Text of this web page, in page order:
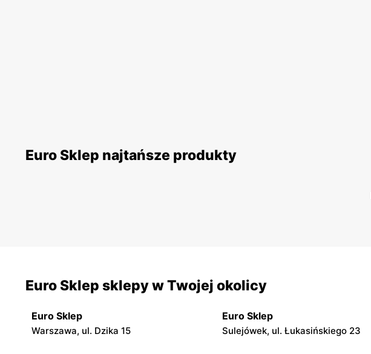
Euro Sklep najtańsze produkty
Euro Sklep sklepy w Twojej okolicy
Euro Sklep
Warszawa, ul. Dzika 15
Euro Sklep
Sulejówek, ul. Łukasińskiego 23